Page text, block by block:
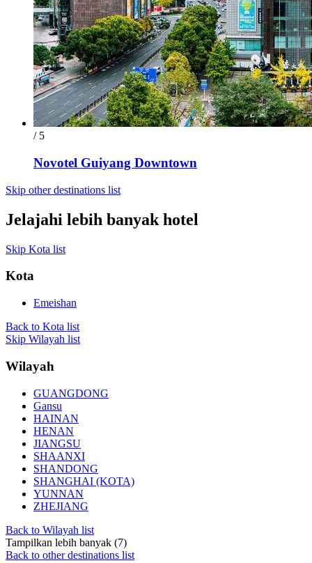
/ 5
Novotel Guiyang Downtown
Skip other destinations list
Jelajahi lebih banyak hotel
Skip Kota list
Kota
Emeishan
Back to Kota list
Skip Wilayah list
Wilayah
GUANGDONG
Gansu
HAINAN
HENAN
JIANGSU
SHAANXI
SHANDONG
SHANGHAI (KOTA)
YUNNAN
ZHEJIANG
Back to Wilayah list
Tampilkan lebih banyak (7)
Back to other destinations list